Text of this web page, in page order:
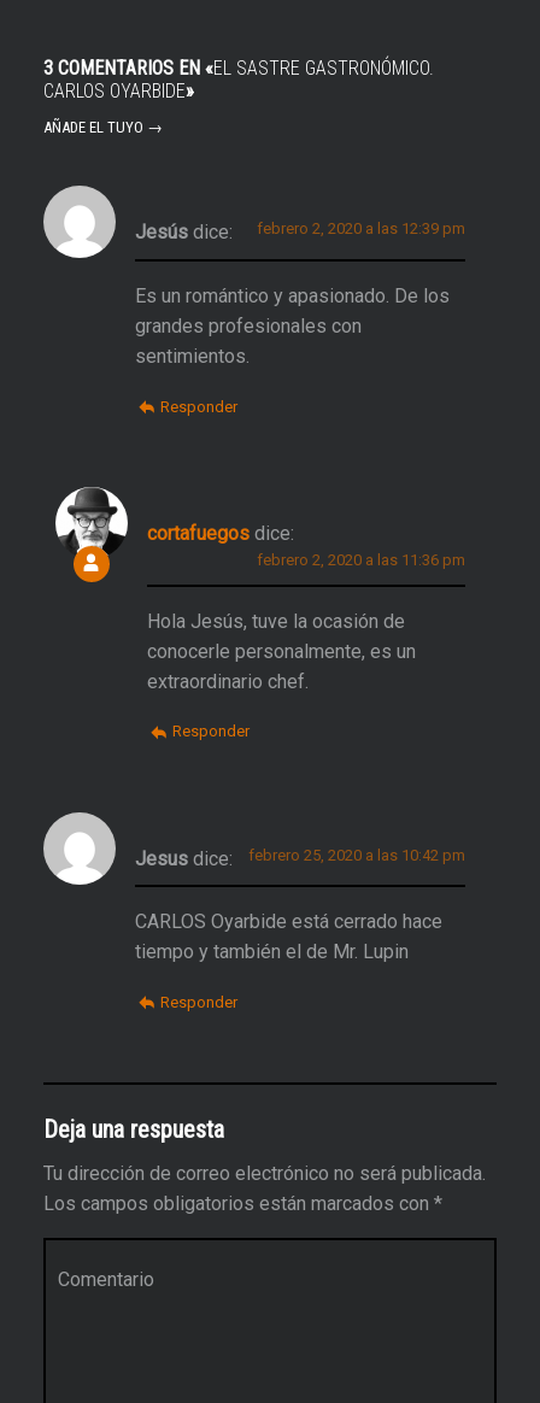
3 COMENTARIOS EN «EL SASTRE GASTRONÓMICO.
CARLOS OYARBIDE»
AÑADE EL TUYO →
Jesús dice: febrero 2, 2020 a las 12:39 pm
Es un romántico y apasionado. De los
grandes profesionales con
sentimientos.
Responder
cortafuegos dice:
febrero 2, 2020 a las 11:36 pm
Hola Jesús, tuve la ocasión de
conocerle personalmente, es un
extraordinario chef.
Responder
Jesus dice: febrero 25, 2020 a las 10:42 pm
CARLOS Oyarbide está cerrado hace
tiempo y también el de Mr. Lupin
Responder
Deja una respuesta
Tu dirección de correo electrónico no será publicada.
Los campos obligatorios están marcados con *